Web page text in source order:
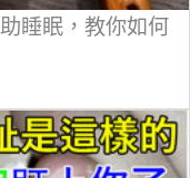
睡眠，教你如何